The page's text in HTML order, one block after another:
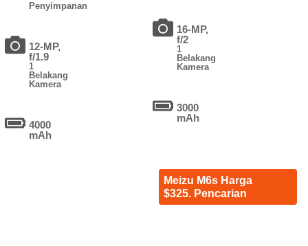
Penyimpanan
12-MP,
f/1.9
1
Belakang
Kamera
4000
mAh
16-MP,
f/2
1
Belakang
Kamera
3000
mAh
Meizu M6s Harga
$325. Pencarian